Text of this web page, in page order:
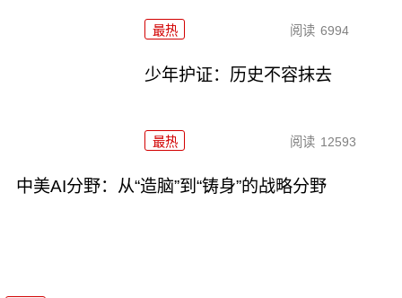
最热 阅读 6994
少年护证：历史不容抹去
最热 阅读 12593
中美AI分野：从“造脑”到“铸身”的战略分野